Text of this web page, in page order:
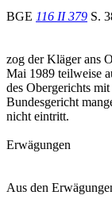
BGE 116 II 379 S.
zog der Kläger ans
Mai 1989 teilweise
des Obergerichts
Bundesgericht
nicht eintritt.
Erwägungen
Aus den